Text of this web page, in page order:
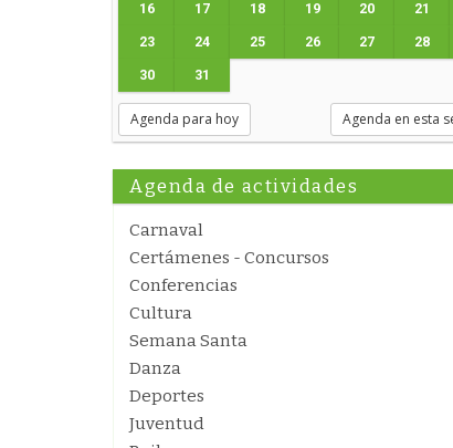
16 17 18 19 20 21
23 24 25 26 27 28
30 31
Agenda para hoy Agenda en esta
Agenda de actividades
Carnaval
Certámenes - Concursos
Conferencias
Cultura
Semana Santa
Danza
Deportes
Juventud